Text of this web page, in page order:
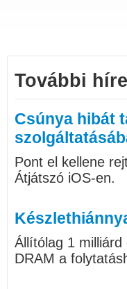
További
Csúnya hibát
Pont el kellene
Átjátszó iOS-en.
Állítólag 1
DRAM a